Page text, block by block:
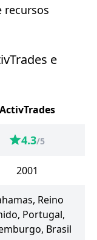
recursos
e
ActivTrades
4.3/5
2001
Reino
Portugal,
Brasil